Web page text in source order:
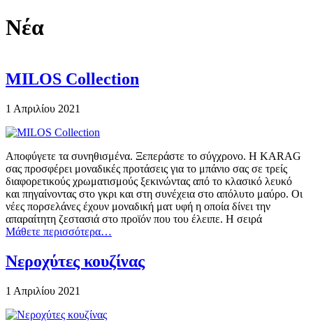
Νέα
MILOS Collection
1 Απριλίου 2021
Αποφύγετε τα συνηθισμένα. Ξεπεράστε το σύγχρονο. Η KARAG
σας προσφέρει μοναδικές προτάσεις για το μπάνιο σας σε τρείς
διαφορετικούς χρωματισμούς ξεκινώντας από το κλασικό λευκό
και πηγαίνοντας στο γκρι και στη συνέχεια στο απόλυτο μαύρο. Οι
νέες πορσελάνες έχουν μοναδική ματ υφή η οποία δίνει την
απαραίτητη ζεστασιά στο προϊόν που του έλειπε. Η σειρά
Μάθετε περισσότερα…
Νεροχύτες κουζίνας
1 Απριλίου 2021